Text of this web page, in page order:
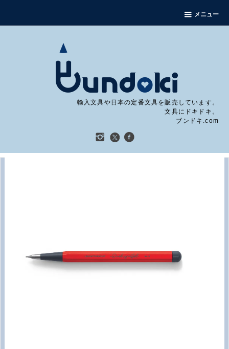
メニュー
輸入文具や日本の定番文具を販売しています。
文具にドキドキ。
ブンドキ.com